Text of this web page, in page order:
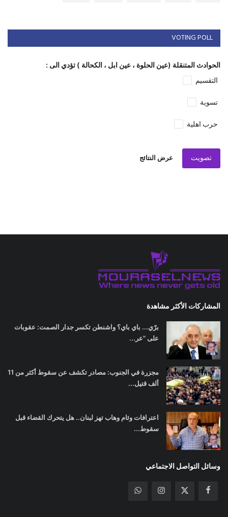
VOTING POLL
الحوادث المتنقلة (عين الحلوة ، عين ابل ، الكحالة ) تؤدي الى :
التقسيم
تسوية
حرب اهلية
تصويت عرض النتائج
المشاركات الأكثر مشاهدة
برّي... باي باي؟ واشنطن تكسر جدار الصمت: عقوبات
على "عر...
مجزرة في الجنوب: مصادر تكشف عن سقوط أكثر من 11
ألف قتيل...
اعترافات وئام وهاب تهز لبنان.. هل يتحرك القضاء قبل
سقوط...
وسائل التواصل الاجتماعي